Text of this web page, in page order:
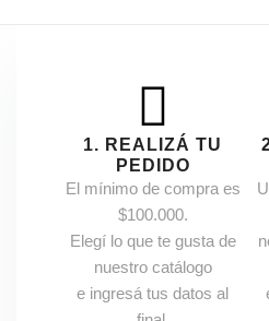
1. REALIZÁ TU
PEDIDO
El mínimo de compra es
$100.000.
Elegí lo que te gusta de
nuestro catálogo
e ingresá tus datos al